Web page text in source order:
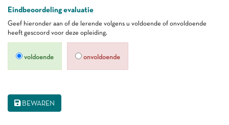
Eindbeoordeling evaluatie
Geef hieronder aan of de lerende volgens u voldoende of onvoldoende
heeft gescoord voor deze opleiding.
voldoende onvoldoende
BEWAREN